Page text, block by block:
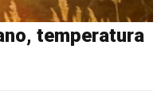
temperatura